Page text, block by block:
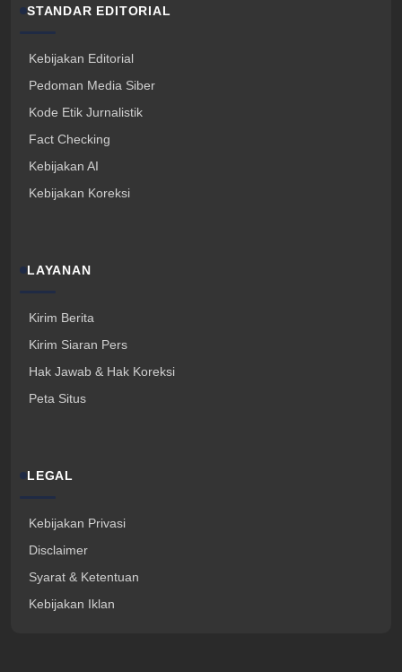
STANDAR EDITORIAL
Kebijakan Editorial
Pedoman Media Siber
Kode Etik Jurnalistik
Fact Checking
Kebijakan AI
Kebijakan Koreksi
LAYANAN
Kirim Berita
Kirim Siaran Pers
Hak Jawab & Hak Koreksi
Peta Situs
LEGAL
Kebijakan Privasi
Disclaimer
Syarat & Ketentuan
Kebijakan Iklan